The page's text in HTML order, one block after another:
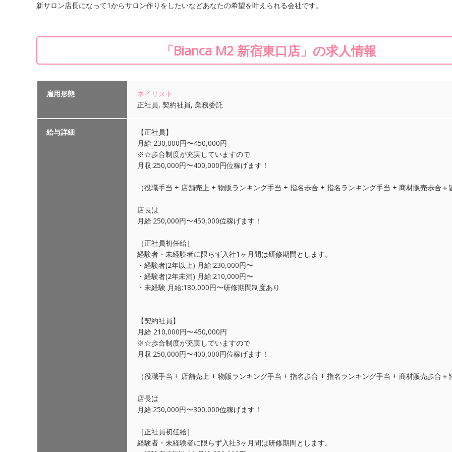
新サロン店長になって1からサロン作りをしたいなどあなたの希望を叶えられる会社です。
「Bianca M2 新宿東口店」の求人情報
雇用形態
ネイリスト
正社員, 契約社員, 業務委託
給与詳細
【正社員】
月給 230,000円〜450,000円
※☆歩合制度が充実していますので
月収:250,000円〜400,000円位稼げます！
（役職手当 + 店舗売上 + 物販ランキング手当 + 指名歩合 + 指名ランキング手当 + 商材販売歩合＋
店長は
月給:250,000円〜450,000位稼げます！
［正社員初任給］
経験者・未経験者に限らず入社1ヶ月間は研修期間とします。
・経験者(2年以上) 月給:230,000円〜
・経験者(2年未満) 月給:210,000円〜
・未経験 月給:180,000円〜研修期間制度あり
【契約社員】
月給 210,000円〜450,000円
※☆歩合制度が充実していますので
月収:250,000円〜400,000円位稼げます！
（役職手当 + 店舗売上 + 物販ランキング手当 + 指名歩合 + 指名ランキング手当 + 商材販売歩合＋
店長は
月給:250,000円〜300,000位稼げます！
［正社員初任給］
経験者・未経験者に限らず入社3ヶ月間は研修期間とします。